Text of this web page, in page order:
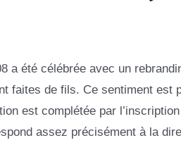
a été célébrée avec un
faites de fils. Ce sentiment est
est complétée par
assez précisément à la